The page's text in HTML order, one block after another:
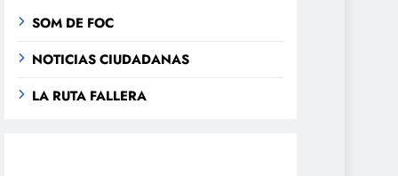
SOM DE FOC
NOTICIAS CIUDADANAS
LA RUTA FALLERA